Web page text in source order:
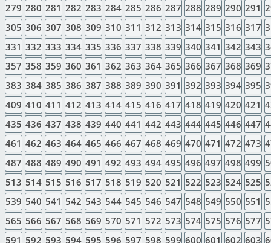
279 280 281 282 283 284 285 286 287 288 289 290 291
305 306 307 308 309 310 311 312 313 314 315 316 317
331 332 333 334 335 336 337 338 339 340 341 342 343
357 358 359 360 361 362 363 364 365 366 367 368 369
383 384 385 386 387 388 389 390 391 392 393 394 395
409 410 411 412 413 414 415 416 417 418 419 420 421
435 436 437 438 439 440 441 442 443 444 445 446 447
461 462 463 464 465 466 467 468 469 470 471 472 473
487 488 489 490 491 492 493 494 495 496 497 498 499
513 514 515 516 517 518 519 520 521 522 523 524 525
539 540 541 542 543 544 545 546 547 548 549 550 551
565 566 567 568 569 570 571 572 573 574 575 576 577
591 592 593 594 595 596 597 598 599 600 601 602 603